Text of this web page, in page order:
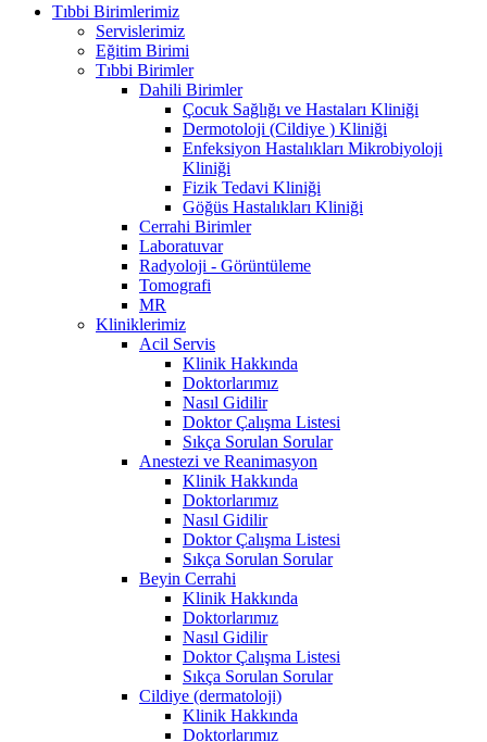
Tıbbi Birimlerimiz
Servislerimiz
Eğitim Birimi
Tıbbi Birimler
Dahili Birimler
Çocuk Sağlığı ve Hastaları Kliniği
Dermotoloji (Cildiye ) Kliniği
Enfeksiyon Hastalıkları Mikrobiyoloji
Kliniği
Fizik Tedavi Kliniği
Göğüs Hastalıkları Kliniği
Cerrahi Birimler
Laboratuvar
Radyoloji - Görüntüleme
Tomografi
MR
Kliniklerimiz
Acil Servis
Klinik Hakkında
Doktorlarımız
Nasıl Gidilir
Doktor Çalışma Listesi
Sıkça Sorulan Sorular
Anestezi ve Reanimasyon
Klinik Hakkında
Doktorlarımız
Nasıl Gidilir
Doktor Çalışma Listesi
Sıkça Sorulan Sorular
Beyin Cerrahi
Klinik Hakkında
Doktorlarımız
Nasıl Gidilir
Doktor Çalışma Listesi
Sıkça Sorulan Sorular
Cildiye (dermatoloji)
Klinik Hakkında
Doktorlarımız